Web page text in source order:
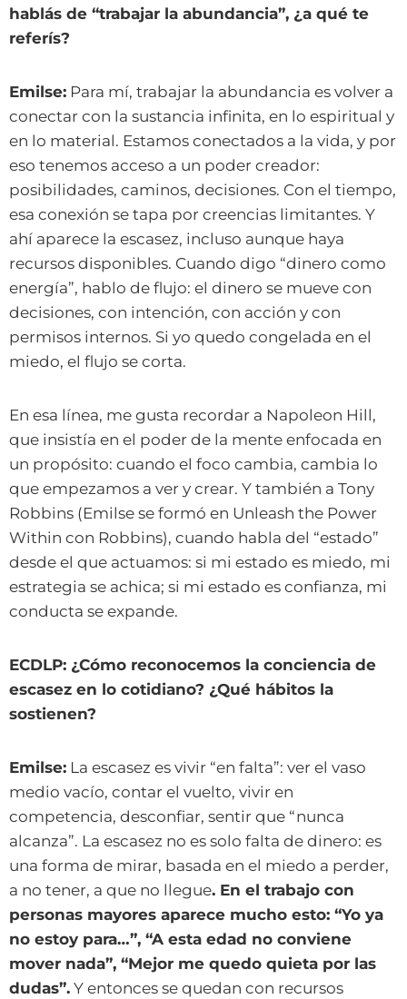
hablás de “trabajar la abundancia”, ¿a qué te
referís?
Emilse: Para mí, trabajar la abundancia es volver a
conectar con la sustancia infinita, en lo espiritual y
en lo material. Estamos conectados a la vida, y por
eso tenemos acceso a un poder creador:
posibilidades, caminos, decisiones. Con el tiempo,
esa conexión se tapa por creencias limitantes. Y
ahí aparece la escasez, incluso aunque haya
recursos disponibles. Cuando digo “dinero como
energía”, hablo de flujo: el dinero se mueve con
decisiones, con intención, con acción y con
permisos internos. Si yo quedo congelada en el
miedo, el flujo se corta.
En esa línea, me gusta recordar a Napoleon Hill,
que insistía en el poder de la mente enfocada en
un propósito: cuando el foco cambia, cambia lo
que empezamos a ver y crear. Y también a Tony
Robbins (Emilse se formó en Unleash the Power
Within con Robbins), cuando habla del “estado”
desde el que actuamos: si mi estado es miedo, mi
estrategia se achica; si mi estado es confianza, mi
conducta se expande.
ECDLP: ¿Cómo reconocemos la conciencia de
escasez en lo cotidiano? ¿Qué hábitos la
sostienen?
Emilse: La escasez es vivir “en falta”: ver el vaso
medio vacío, contar el vuelto, vivir en
competencia, desconfiar, sentir que “nunca
alcanza”. La escasez no es solo falta de dinero: es
una forma de mirar, basada en el miedo a perder,
a no tener, a que no llegue. En el trabajo con
personas mayores aparece mucho esto: “Yo ya
no estoy para…”, “A esta edad no conviene
mover nada”, “Mejor me quedo quieta por las
dudas”. Y entonces se quedan con recursos